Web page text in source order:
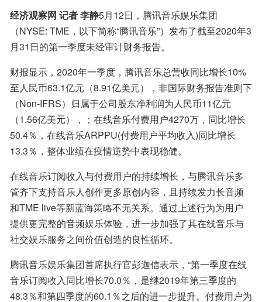
经济观察网 记者 李静5月12日，腾讯音乐娱乐集团
（NYSE: TME，以下简称“腾讯音乐”）发布了截至2020年3
月31日的第一季度未经审计财务报告。
财报显示，2020年一季度，腾讯音乐总营收同比增长10%
至人民币63.1亿元（8.91亿美元），非国际财务报告准则下
（Non-IFRS）归属于公司股东净利润为人民币11亿元
（1.56亿美元），；在线音乐付费用户4270万，同比增长
50.4％，在线音乐ARPPU(付费用户平均收入)同比增长
13.3％，整体业绩在疫情逆势中表现稳健。
在线音乐订阅收入与付费用户的持续增长，与腾讯音乐多
管齐下支持音乐人创作更多原创内容，且持续发力长音频
和TME live等新蓝海策略不无关系。通过上述行为为用户
提供更完整的音频娱乐体验，进一步加强了其在线音乐与
社交娱乐服务之间价值创造的良性循环。
腾讯音乐娱乐集团首席执行官彭迦信表示，“第一季度在线
音乐订阅收入同比增长70.0％，是继2019年第三季度的
48.3％和第四季度的60.1％之后的进一步提升。付费用户为